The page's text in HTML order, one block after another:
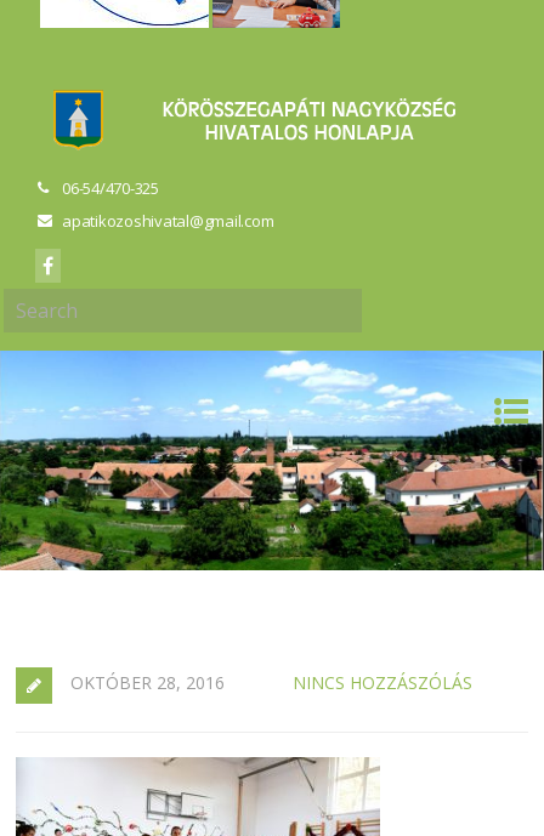
06-54/470-325
apatikozoshivatal@gmail.com
OKTÓBER 28, 2016 NINCS HOZZÁSZÓLÁS